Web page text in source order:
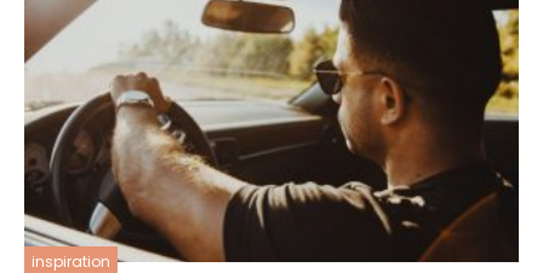
inspiration